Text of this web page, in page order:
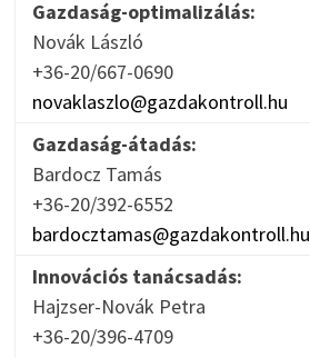
Gazdaság-optimalizálás:
Novák László
+36-20/667-0690
novaklaszlo@gazdakontroll.hu
Gazdaság-átadás:
Bardocz Tamás
+36-20/392-6552
bardocztamas@gazdakontroll.hu
Innovációs tanácsadás:
Hajzser-Novák Petra
+36-20/396-4709